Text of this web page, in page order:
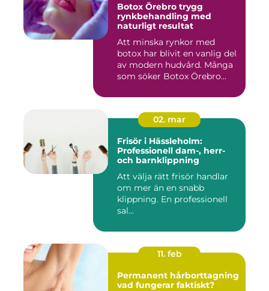
Botox Örebro trygg
rynkbehandling med
naturligt resultat
Att minska rynkor med
botox har blivit en vanlig del
av modern hudvård. Många
som söker Botox Örebro...
02. mar
Frisör i Hässleholm:
Professionell dam-, herr-
och barnklippning
Att välja rätt frisör handlar
om mer än en snabb
klippning. En professionell
sal...
11. feb
Permanent hårborttagning
vad fungerar faktiskt?